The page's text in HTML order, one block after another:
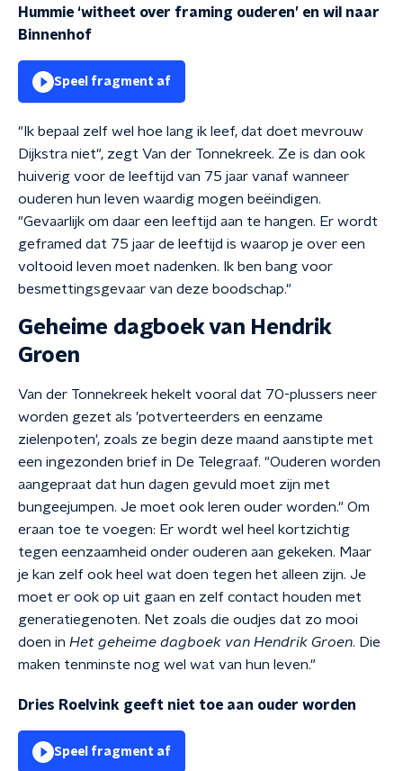
Hummie ‘witheet over framing ouderen’ en wil naar
Binnenhof
Speel fragment af
"Ik bepaal zelf wel hoe lang ik leef, dat doet mevrouw
Dijkstra niet", zegt Van der Tonnekreek. Ze is dan ook
huiverig voor de leeftijd van 75 jaar vanaf wanneer
ouderen hun leven waardig mogen beëindigen.
"Gevaarlijk om daar een leeftijd aan te hangen. Er wordt
geframed dat 75 jaar de leeftijd is waarop je over een
voltooid leven moet nadenken. Ik ben bang voor
besmettingsgevaar van deze boodschap."
Geheime dagboek van Hendrik
Groen
Van der Tonnekreek hekelt vooral dat 70-plussers neer
worden gezet als 'potverteerders en eenzame
zielenpoten', zoals ze begin deze maand aanstipte met
een ingezonden brief in De Telegraaf. "Ouderen worden
aangepraat dat hun dagen gevuld moet zijn met
bungeejumpen. Je moet ook leren ouder worden." Om
eraan toe te voegen: Er wordt wel heel kortzichtig
tegen eenzaamheid onder ouderen aan gekeken. Maar
je kan zelf ook heel wat doen tegen het alleen zijn. Je
moet er ook op uit gaan en zelf contact houden met
generatiegenoten. Net zoals die oudjes dat zo mooi
doen in Het geheime dagboek van Hendrik Groen. Die
maken tenminste nog wel wat van hun leven."
Dries Roelvink geeft niet toe aan ouder worden
Speel fragment af